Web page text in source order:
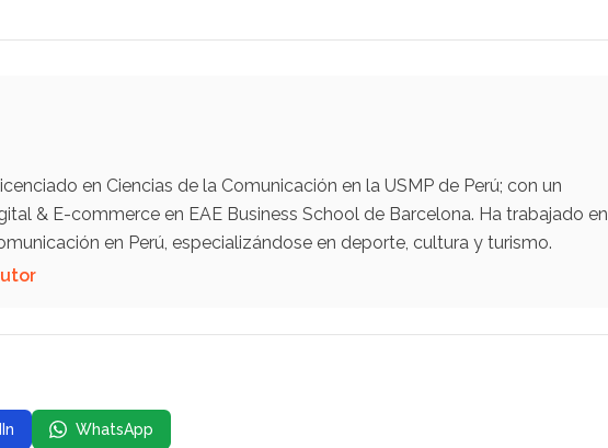
en Ciencias de la Comunicación en la USMP de Perú; con un
& E-commerce en EAE Business School de Barcelona. Ha trabajado en
en Perú, especializándose en deporte, cultura y turismo.
WhatsApp